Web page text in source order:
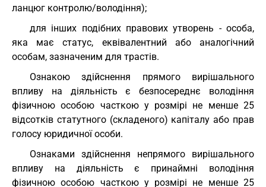
ланцюг контролю/володіння);
для інших подібних правових утворень - особа,
яка має статус, еквівалентний або аналогічний
особам, зазначеним для трастів.
Ознакою здійснення прямого вирішального
впливу на діяльність є безпосереднє володіння
фізичною особою часткою у розмірі не менше 25
відсотків статутного (складеного) капіталу або прав
голосу юридичної особи.
Ознаками здійснення непрямого вирішального
впливу на діяльність є принаймні володіння
фізичною особою часткою у розмірі не менше 25